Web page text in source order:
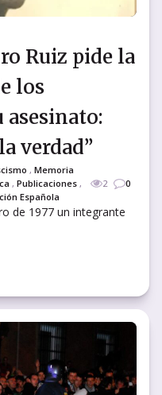
Ruiz pide la
los
asesinato:
verdad”
, Memoria
, Publicaciones ,
Española
2 0
de 1977 un integrante